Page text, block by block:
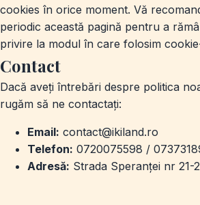
cookies în orice moment. Vă
periodic această pagină pentru a
privire la modul în care folosim
Contact
Dacă aveți întrebări despre politica
rugăm să ne contactați:
Email: contact@ikiland.ro
Telefon: 0720075598 /
Adresă: Strada Speranței nr 21-